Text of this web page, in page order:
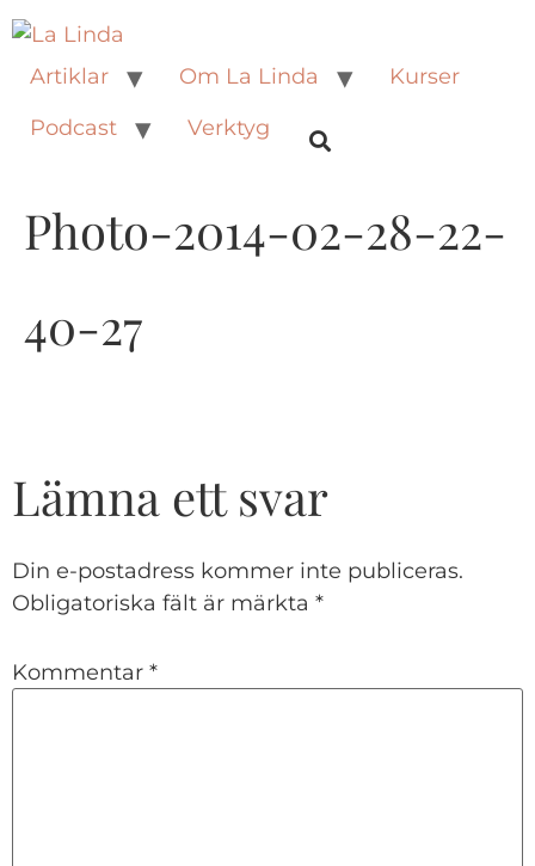
Artiklar Om La Linda
Kurser
Podcast
Verktyg
Photo-2014-02-28-22-
40-27
Lämna ett svar
Din e-postadress kommer inte publiceras.
Obligatoriska fält är märkta *
Kommentar *